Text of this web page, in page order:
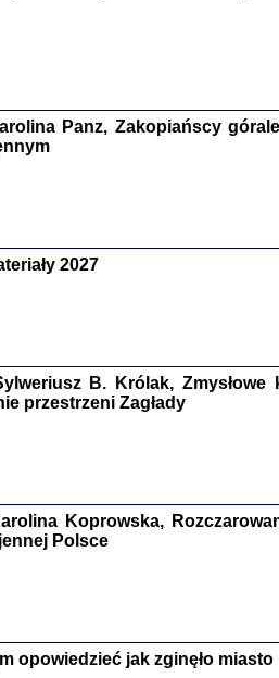
Zagłada Żydów.
Sewek Okonowski, oprac. Marta
PISZĄCY TE SŁOWA JEST
GETTOWEJ
'z Dziennika' i inne pisma z
Zelkowicz, tłum. z jidysz, oprac. i wstęp.
CZYTAJĄC GAZETĘ NIEMIECKĄ ...
Panz, Zakopiańscy
2027
B. Królak, Zmysłowe
przestrzeni Zagłady
Koprowska,
Polsce
opowiedzieć jak zginęło miasto